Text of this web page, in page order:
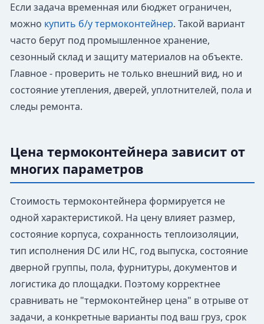
Если задача временная или бюджет ограничен,
можно купить б/у термоконтейнер. Такой вариант
часто берут под промышленное хранение,
сезонный склад и защиту материалов на объекте.
Главное - проверить не только внешний вид, но и
состояние утепления, дверей, уплотнителей, пола и
следы ремонта.
Цена термоконтейнера зависит от
многих параметров
Стоимость термоконтейнера формируется не
одной характеристикой. На цену влияет размер,
состояние корпуса, сохранность теплоизоляции,
тип исполнения DC или HC, год выпуска, состояние
дверной группы, пола, фурнитуры, документов и
логистика до площадки. Поэтому корректнее
сравнивать не "термоконтейнер цена" в отрыве от
задачи, а конкретные варианты под ваш груз, срок